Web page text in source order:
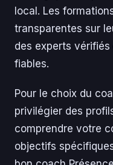
local. Les
transparentes sur
des experts
fiables.
Pour le choix du
privilégier des
comprendre votre
objectifs